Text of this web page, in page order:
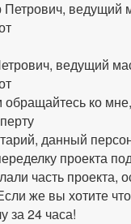
ведущий
ко
данный
проекта
часть проекта,
же вы хотите
за 24 часа!